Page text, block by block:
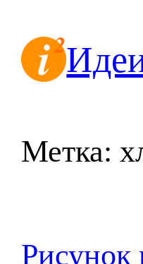
содержимому
Метка:
Рисунок